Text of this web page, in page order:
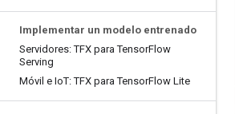
Implementar un modelo entrenado
Servidores: TFX para TensorFlow
Serving
Móvil e IoT: TFX para TensorFlow Lite